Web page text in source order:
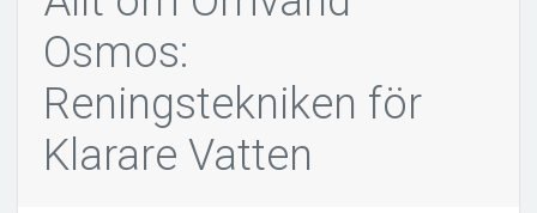
Osmos:
Reningstekniken för
Klarare Vatten